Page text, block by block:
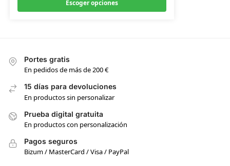
Escoger opciones
Portes gratis
En pedidos de más de 200 €
15 días para devoluciones
En productos sin personalizar
Prueba digital gratuita
En productos con personalización
Pagos seguros
Bizum / MasterCard / Visa / PayPal